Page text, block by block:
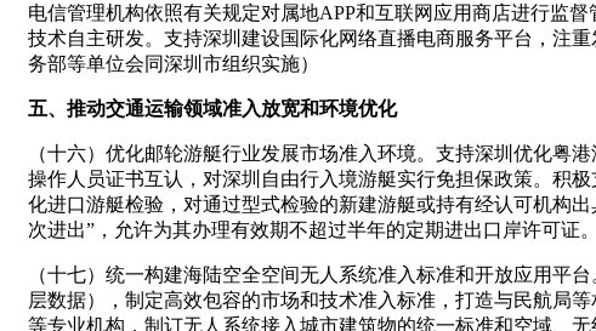
电信管理机构依照有关规定对属地APP和互联网应用商店进行监
技术自主研发。支持深圳建设国际化网络直播电商服务平台，注
务部等单位会同深圳市组织实施）
五、推动交通运输领域准入放宽和环境优化
（十六）优化邮轮游艇行业发展市场准入环境。支持深圳优化粤
操作人员证书互认，对深圳自由行入境游艇实行免担保政策。积
化进口游艇检验，对通过型式检验的新建游艇或持有经认可机构
次进出”，允许为其办理有效期不超过半年的定期进出口岸许可证
（十七）统一构建海陆空全空间无人系统准入标准和开放应用平
层数据），制定高效包容的市场和技术准入标准，打造与民航局
等专业机构，制订无人系统接入城市建筑物的统一标准和空域、